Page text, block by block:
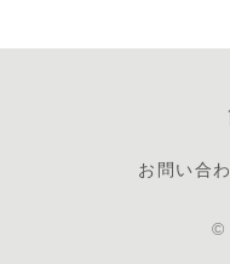
お問い合
©